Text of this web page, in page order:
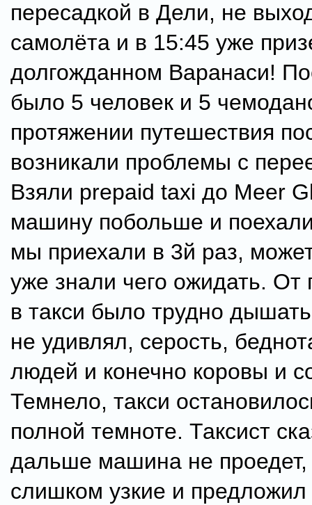
пересадкой в Дели, не
самолёта и в 15:45 уже
долгожданном Варанаси!
было 5 человек и 5
протяжении путешествия
возникали проблемы с
Взяли prepaid taxi до Meer
машину побольше и
мы приехали в 3й раз,
уже знали чего ожидать. От
в такси было трудно
не удивлял, серость,
людей и конечно коровы и
Темнело, такси
полной темноте. Таксист
дальше машина не проедет,
слишком узкие и